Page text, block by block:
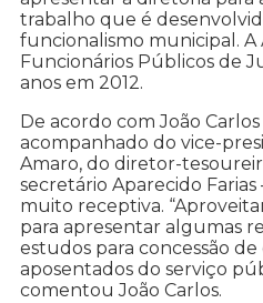
trabalho que é
funcionalismo municipal. A
Funcionários Públicos de
anos em 2012.
De acordo com João
acompanhado do vice-
Amaro, do diretor-
secretário Aparecido Farias
muito receptiva.
para apresentar algumas
estudos para concessão de
aposentados do serviço
comentou João Carlos.